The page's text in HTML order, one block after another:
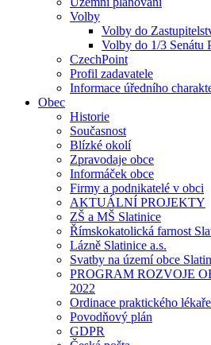
Volby
Volby do
Volby do 1/3 Senátu
CzechPoint
Profil zadavatele
Informace úředního
Obec
Historie
Současnost
Blízké okolí
Zpravodaje obce
Informáček obce
Firmy a podnikatelé v obci
AKTUÁLNÍ PROJEKTY
ZŠ a MŠ Slatinice
Římskokatolická farnost
Lázně Slatinice a.s.
Svatby na území obce
PROGRAM ROZVOJE
2022
Ordinace praktického lékaře
Povodňový plán
GDPR